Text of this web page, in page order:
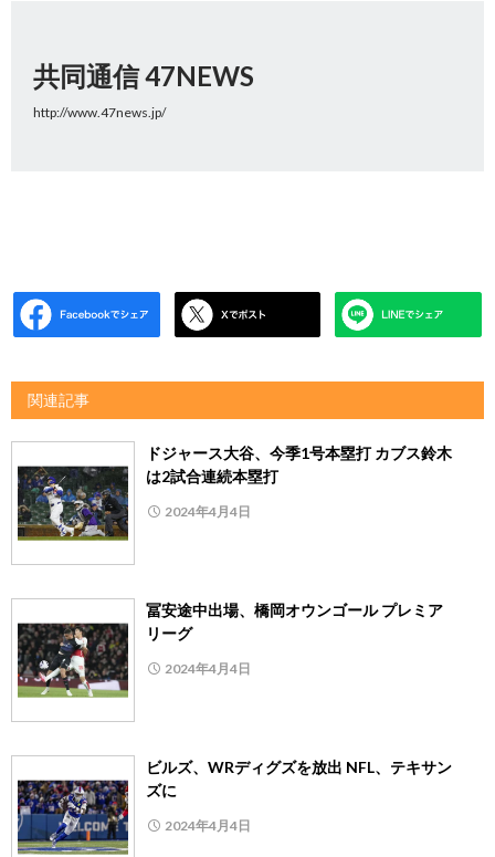
共同通信 47NEWS
http://www.47news.jp/
関連記事
ドジャース大谷、今季1号本塁打 カブス鈴木
は2試合連続本塁打
2024年4月4日
冨安途中出場、橋岡オウンゴール プレミア
リーグ
2024年4月4日
ビルズ、WRディグズを放出 NFL、テキサン
ズに
2024年4月4日